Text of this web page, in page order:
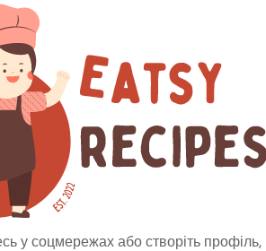
воді 5 хвилин. Відвар
нарізати кубиками.
у соцмережах або створіть профіль,